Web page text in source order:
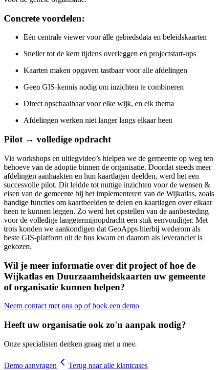
Concrete voordelen:
Eén centrale viewer voor álle gebiedsdata en beleidskaarten
Sneller tot de kern tijdens overleggen en projectstart-ups
Kaarten maken opgaven tastbaar voor alle afdelingen
Geen GIS-kennis nodig om inzichten te combineren
Direct opschaalbaar voor elke wijk, en elk thema
Afdelingen werken niet langer langs elkaar heen
Pilot → volledige opdracht
Via workshops en uitlegvideo’s hielpen we de gemeente op weg ten
behoeve van de adoptie binnen de organisatie. Doordat steeds meer
afdelingen aanhaakten en hun kaartlagen deelden, werd het een
succesvolle pilot. Dit leidde tot nuttige inzichten voor de wensen &
eisen van de gemeente bij het implementeren van de Wijkatlas, zoals
handige functies om kaartbeelden te delen en kaartlagen over elkaar
heen te kunnen leggen. Zo werd het opstellen van de aanbesteding
voor de volledige langetermijnopdracht een stuk eenvoudiger. Met
trots konden we aankondigen dat GeoApps hierbij wederom als
beste GIS-platform uit de bus kwam en daarom als leverancier is
gekozen.
Wil je meer informatie over dit project of hoe de
Wijkatlas en Duurzaamheidskaarten uw gemeente
of organisatie kunnen helpen?
Neem contact met ons op of boek een demo
Heeft uw organisatie ook zo'n aanpak nodig?
Onze specialisten denken graag met u mee.
Demo aanvragen Terug naar alle klantcases